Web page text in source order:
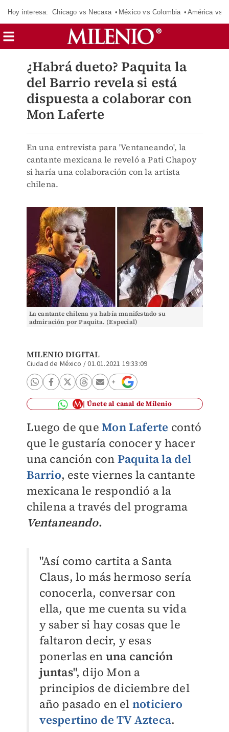
Hoy interesa: Chicago vs Necaxa México vs Colombia América vs
¿Habrá dueto? Paquita la
del Barrio revela si está
dispuesta a colaborar con
Mon Laferte
En una entrevista para 'Ventaneando', la
cantante mexicana le reveló a Pati Chapoy
si haría una colaboración con la artista
chilena.
La cantante chilena ya había manifestado su
admiración por Paquita. (Especial)
MILENIO DIGITAL
Ciudad de México /01.01.2021 19:33:09
Únete al canal de Milenio
Luego de queMon Laferte contó
que le gustaría conocer y hacer
una canción con Paquita la del
Barrio, este viernes la cantante
mexicana le respondió a la
chilena a través del programa
Ventaneando.
"Así como cartita a Santa
Claus, lo más hermoso sería
conocerla, conversar con
ella, que me cuenta su vida
y saber si hay cosas que le
faltaron decir, y esas
ponerlas en una canción
juntas", dijo Mon a
principios de diciembre del
año pasado en el noticiero
vespertino de TV Azteca.